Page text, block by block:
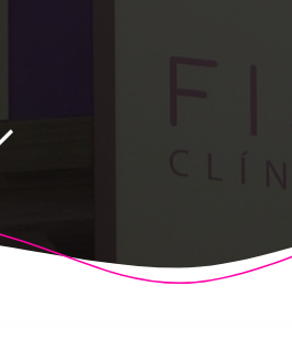
WordPress y elHighlight Theme